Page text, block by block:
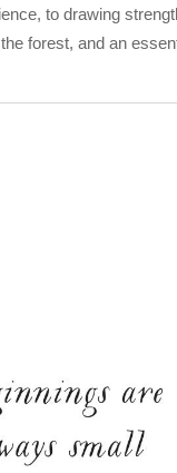
to drawing
forest, and an